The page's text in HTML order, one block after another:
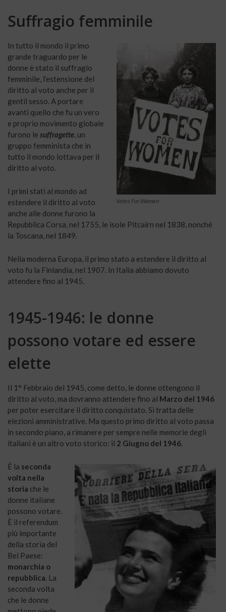
Suffragio femminile
Votes For Women
In tutto il mondo il primo
grande traguardo per le
donne è stato il suffragio
femminile, l’estensione del
diritto al voto anche per il
gentil sesso. A portare
avanti quello che fu un vero
e proprio movimento globale
furono le suffragette, un
gruppo femminista che in
tutto il mondo lottava per il
diritto al voto.
I primi stati al mondo ad
estendere il diritto al voto
anche alle donne furono la
Repubblica Corsa, nel 1755, le isole Pitcairn nel 1838, nonché
la Toscana, nel 1849.
Nella moderna Europa, il primo stato a estendere il diritto al
voto fu la Finlandia, nel 1907. In Italia abbiamo dovuto
attendere fino al 1945.
1945-1946­: le donne
possono votare ed essere
elette
Il 1° Febbraio del 1945, come detto, le donne ottengono il
diritto al voto, ma dovranno attendere fino al Marzo del 1946
per poter esercitare il diritto conquistato. Si tratta delle
elezioni amministrative. Ma questo primo diritto al voto passa
in secondo piano, a rimanere per sempre nelle memorie degli
italiani è un altro voto storico: il 2 Giugno del 1946.
È la seconda
volta nella
storia che le
donne italiane
possono votare.
È il referendum
più importante
della storia del
Bel Paese:
monarchia o
repubblica. La
seconda volta
che le donne